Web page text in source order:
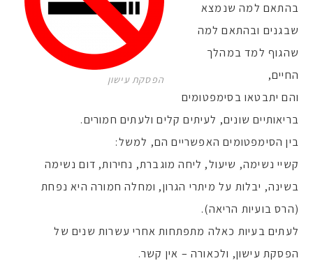
הפסקת עישון
בהתאם למה שנמצא
שבגנים ובהתאם למה
שהגוף למד במהלך
החיים,
והם יתבטאו בסימפטומים
בריאותיים שונים, לעיתים קלים ולעתים חמורים.
בין הסימפטומים האפשריים הם, למשל:
קשיי נשימה, שיעול, ליחה מוגברת, נחירות, דום נשימה
בשינה, יבלות על מיתרי הגרון, ומחלה חמורה היא נפחת
(הרס בועיות הריאה).
לעתים בעיות כאלה מתפתחות אחרי עשרות שנים של
הפסקת עישון, ולכאורה – אין קשר.